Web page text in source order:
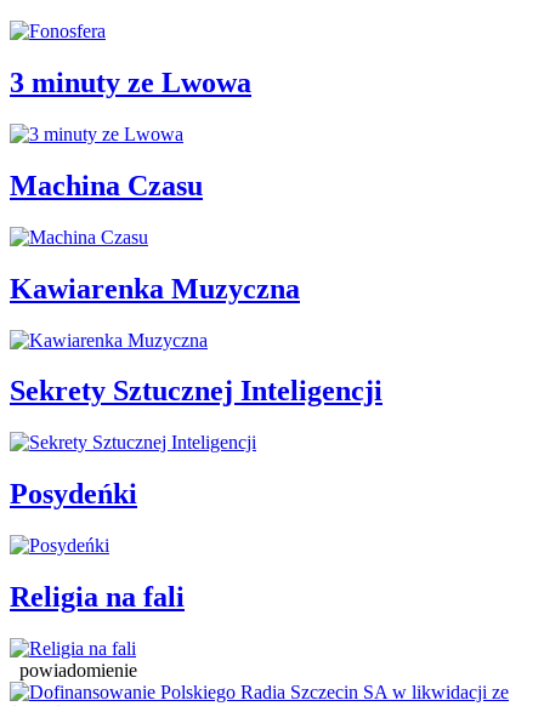
3 minuty ze Lwowa
Machina Czasu
Kawiarenka Muzyczna
Sekrety Sztucznej Inteligencji
Posydeńki
Religia na fali
powiadomienie